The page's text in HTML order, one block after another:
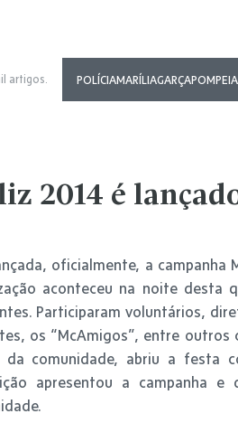
artigos. POLÍCIAMARÍLIAGARÇAPOMPEIA
2014 é
oficialmente, a campanha
aconteceu na noite desta
Participaram voluntários,
os “McAmigos”, entre
da comunidade, abriu a festa
apresentou a campanha